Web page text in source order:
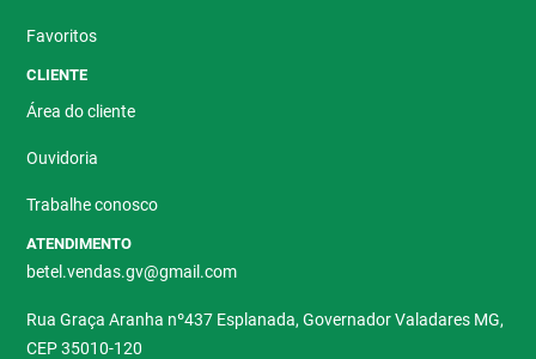
Favoritos
CLIENTE
Área do cliente
Ouvidoria
Trabalhe conosco
ATENDIMENTO
betel.vendas.gv@gmail.com
Rua Graça Aranha nº437 Esplanada, Governador Valadares MG,
CEP 35010-120